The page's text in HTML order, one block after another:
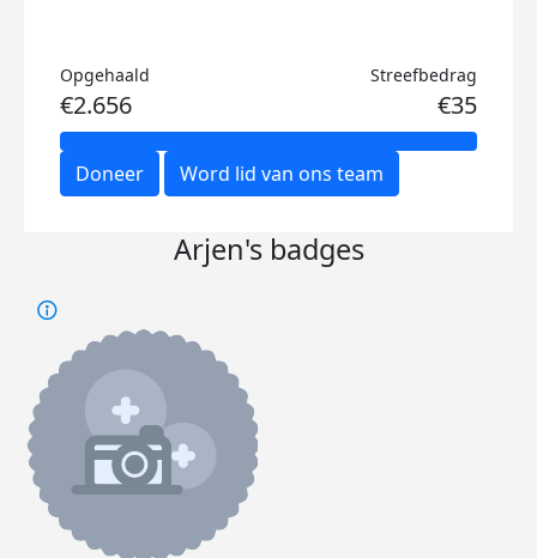
Opgehaald
€2.656
Streefbedrag
€35
Doneer Word lid van ons team
Arjen's badges